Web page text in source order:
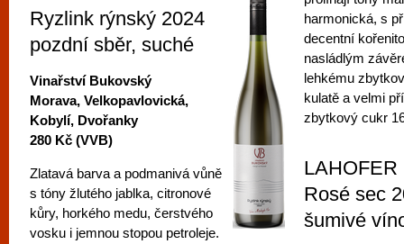
Ryzlink rýnský 2024
pozdní sběr, suché
Vinařství Bukovský
Morava, Velkopavlovická,
Kobylí, Dvořanky
280 Kč (VVB)
Zlatavá barva a podmanivá vůně
s tóny žlutého jablka, citronové
kůry, horkého medu, čerstvého
vosku i jemnou stopou petroleje.
harmonická, s
decentní
nasládlým
lehkému
kulatě a velmi
zbytkový cukr
LAHOFER
Rosé sec
šumivé